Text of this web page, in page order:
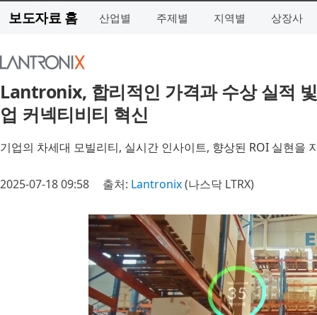
보도자료 홈 산업별 주제별 지역별 상장사
Lantronix, 합리적인 가격과 수상 실적
업 커넥티비티 혁신
기업의 차세대 모빌리티, 실시간 인사이트, 향상된 ROI 실현을
2025-07-18 09:58 출처: Lantronix(나스닥 LTRX)